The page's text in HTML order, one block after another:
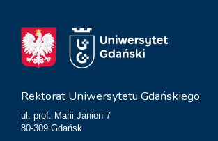
Rektorat Uniwersytetu Gdańskiego
ul. prof. Marii Janion 7
80-309 Gdańsk